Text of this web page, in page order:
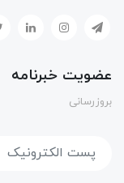
عضویت خبرنامه
بروزرسانی